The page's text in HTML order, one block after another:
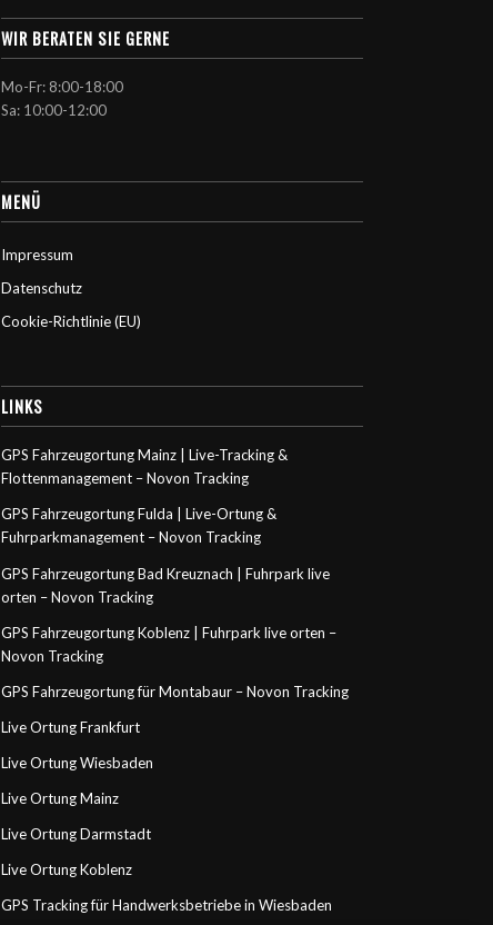
WIR BERATEN SIE GERNE
Mo-Fr: 8:00-18:00
Sa: 10:00-12:00
MENÜ
Impressum
Datenschutz
Cookie-Richtlinie (EU)
LINKS
GPS Fahrzeugortung Mainz | Live-Tracking &
Flottenmanagement – Novon Tracking
GPS Fahrzeugortung Fulda | Live-Ortung &
Fuhrparkmanagement – Novon Tracking
GPS Fahrzeugortung Bad Kreuznach | Fuhrpark live
orten – Novon Tracking
GPS Fahrzeugortung Koblenz | Fuhrpark live orten –
Novon Tracking
GPS Fahrzeugortung für Montabaur – Novon Tracking
Live Ortung Frankfurt
Live Ortung Wiesbaden
Live Ortung Mainz
Live Ortung Darmstadt
Live Ortung Koblenz
GPS Tracking für Handwerksbetriebe in Wiesbaden